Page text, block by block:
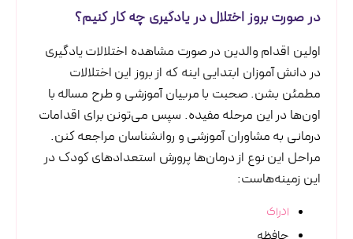
در صورت بروز اختلال در یادگیری چه کار کنیم؟
اولین اقدام والدین در صورت مشاهده اختلالات یادگیری
در دانش آموزان ابتدایی اینه که از بروز این اختلالات
مطمئن بشن. صحبت با مربیان آموزشی و طرح مساله با
اون‌ها در این مرحله مفیده. سپس می‌تونن برای اقدامات
درمانی به مشاوران آموزشی و روانشناسان مراجعه کنن.
مراحل این نوع از درمان‌ها پرورش استعدادهای کودک در
این زمینه‌هاست:
ادراک